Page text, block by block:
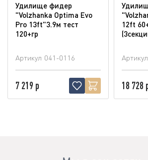
Удилище фидер
"Volzhanka Optima Evo
Pro 13ft"3.9м тест
120+гр
Артикул 041-0116
7 219 р
12ft
Артикул
18 728